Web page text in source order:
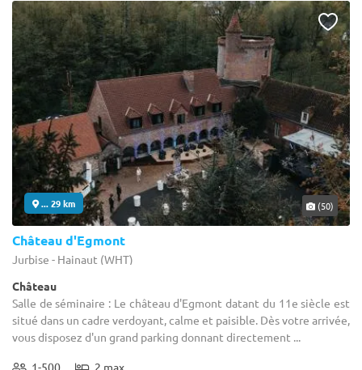
... 29 km (50)
Château d'Egmont
Jurbise - Hainaut (WHT)
Château
Salle de séminaire : Le château d'Egmont datant du 11e siècle est
situé dans un cadre verdoyant, calme et paisible. Dès votre arrivée,
vous disposez d'un grand parking donnant directement ...
1-500 2 max